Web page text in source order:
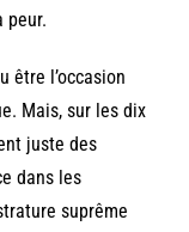
peur.
être l’occasion
Mais, sur les dix
juste des
dans les
suprême